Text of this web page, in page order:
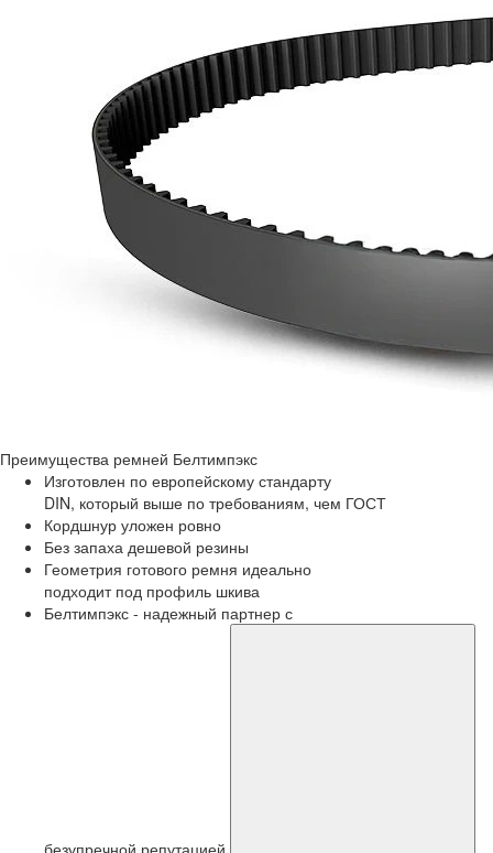
Преимущества ремней Белтимпэкс
Изготовлен по европейскому стандарту
DIN, который выше по требованиям, чем ГОСТ
Кордшнур уложен ровно
Без запаха дешевой резины
Геометрия готового ремня идеально
подходит под профиль шкива
Белтимпэкс - надежный партнер с
безупречной репутацией